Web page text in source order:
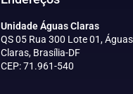
Unidade Águas Claras
QS 05 Rua 300 Lote 01, Águas
Claras, Brasília-DF
CEP: 71.961-540